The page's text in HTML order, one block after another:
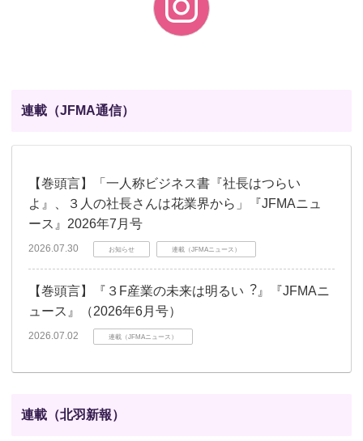
連載（JFMA通信）
【巻頭言】「一人称ビジネス書『社長はつらい
よ』、３人の社長さんは花業界から」『JFMAニュ
ース』2026年7月号
2026.07.30 お知らせ 連載（JFMAニュース）
【巻頭言】『３F産業の未来は明るい︖』『JFMAニ
ュース』（2026年6月号）
2026.07.02 連載（JFMAニュース）
連載（北羽新報）